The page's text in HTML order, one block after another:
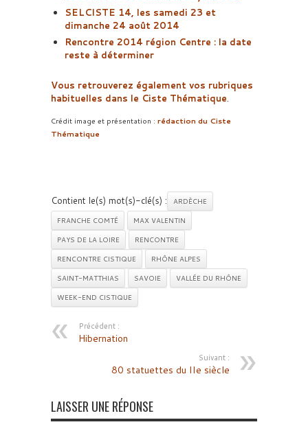
SELCISTE 14, les samedi 23 et
dimanche 24 août 2014
Rencontre 2014 région Centre : la date
reste à déterminer
Vous retrouverez également vos rubriques
habituelles dans le Ciste Thématique.
Crédit image et présentation : rédaction du Ciste
Thématique
Contient le(s) mot(s)-clé(s) :
ARDÈCHE
FRANCHE COMTÉ
MAX VALENTIN
PAYS DE LA LOIRE
RENCONTRE
RENCONTRE CISTIQUE
RHÔNE ALPES
SAINT-MATTHIAS
SAVOIE
VALLÉE DU RHÔNE
WEEK-END CISTIQUE
Précédent :
Hibernation
Suivant :
80 statuettes du IIe siècle
LAISSER UNE RÉPONSE